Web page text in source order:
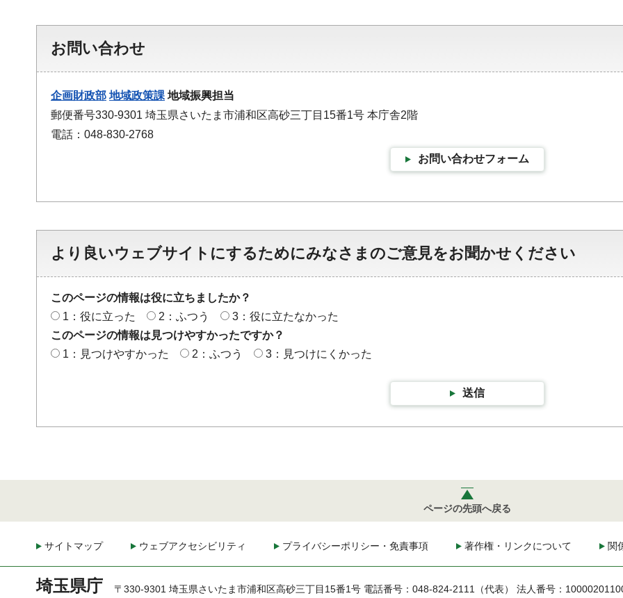
お問い合わせ
企画財政部 地域政策課 地域振興担当
郵便番号330-9301 埼玉県さいたま市浦和区高砂三丁目15番1号 本庁舎2階
電話：048-830-2768
お問い合わせフォーム
より良いウェブサイトにするためにみなさまのご意見をお聞かせください
このページの情報は役に立ちましたか？
1：役に立った
2：ふつう
3：役に立たなかった
このページの情報は見つけやすかったですか？
1：見つけやすかった
2：ふつう 3：見つけにくかった
送信
ページの先頭へ戻る
サイトマップ ウェブアクセシビリティ プライバシーポリシー・免責事項 著作権・リンクについて 関
埼玉県庁 〒330-9301 埼玉県さいたま市浦和区高砂三丁目15番1号 電話番号：048-824-2111（代表） 法人番号：